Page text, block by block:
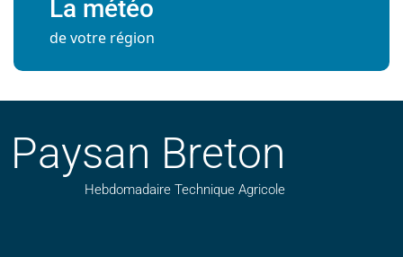
La météo
de votre région
Paysan Breton
Hebdomadaire Technique Agricole